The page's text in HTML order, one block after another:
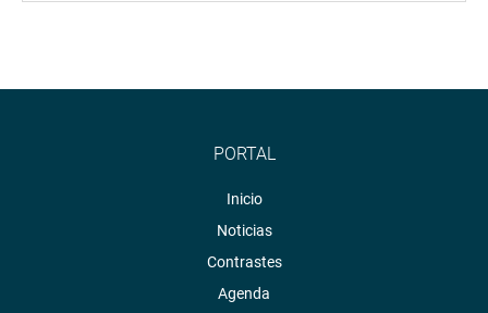
PORTAL
Inicio
Noticias
Contrastes
Agenda